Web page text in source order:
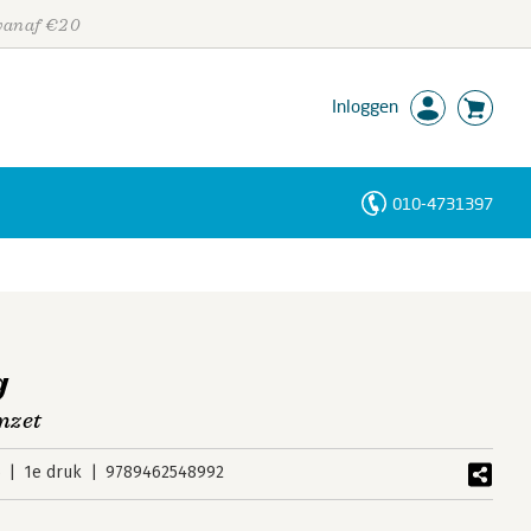
€20
Inloggen
010-4731397
1e druk 9789462548992
Personen